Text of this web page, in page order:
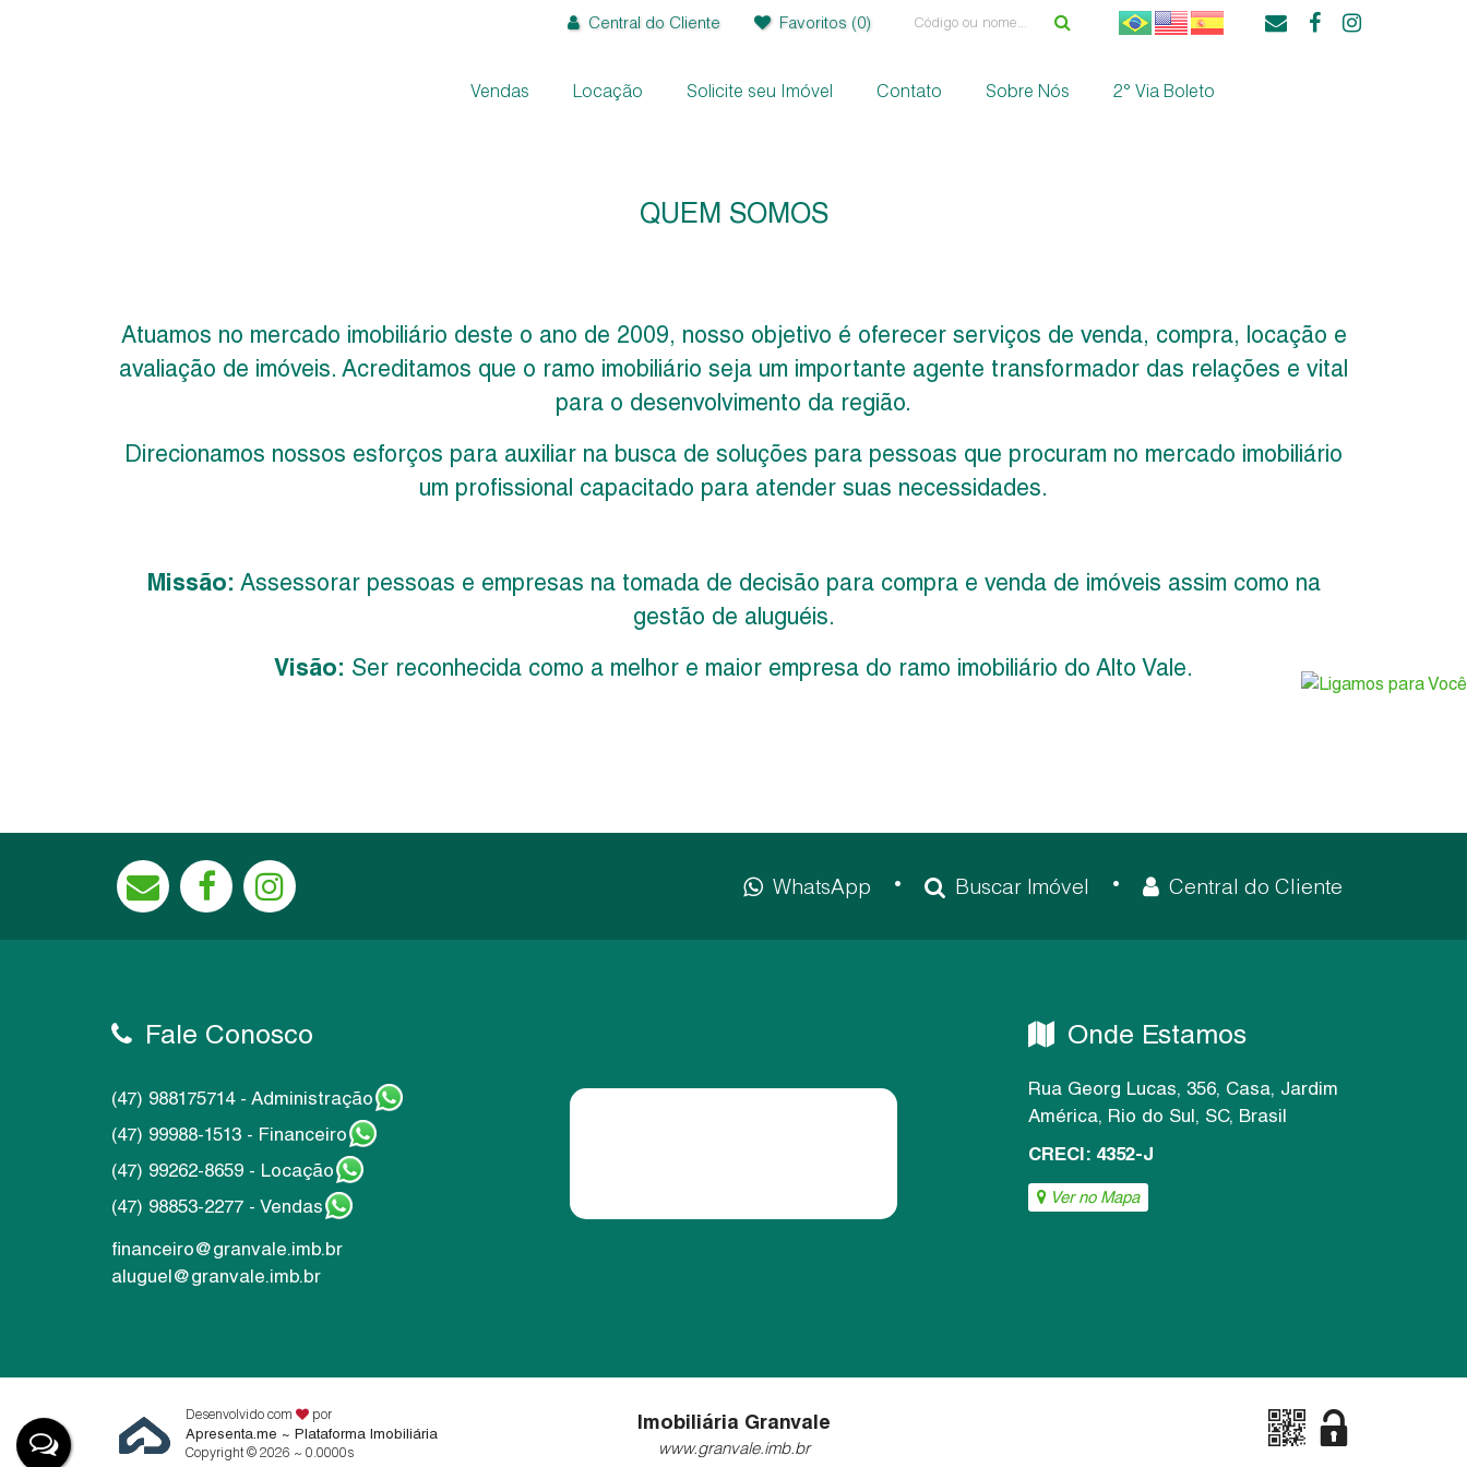
Central do Cliente Favoritos (0)
2° Via Boleto
Sobre Nós
Contato
Solicite seu Imóvel
Locação
Vendas
QUEM SOMOS
Atuamos no mercado imobiliário deste o ano de 2009, nosso objetivo é oferecer serviços de venda, compra, locação e
avaliação de imóveis. Acreditamos que o ramo imobiliário seja um importante agente transformador das relações e vital
para o desenvolvimento da região.
Direcionamos nossos esforços para auxiliar na busca de soluções para pessoas que procuram no mercado imobiliário
um profissional capacitado para atender suas necessidades.
Missão: Assessorar pessoas e empresas na tomada de decisão para compra e venda de imóveis assim como na
gestão de aluguéis.
Visão: Ser reconhecida como a melhor e maior empresa do ramo imobiliário do Alto Vale.
WhatsApp Buscar Imóvel Central do Cliente
Fale Conosco
(47) 988175714 - Administração
(47) 99988-1513 - Financeiro
(47) 99262-8659 - Locação
(47) 98853-2277 - Vendas
financeiro@granvale.imb.br
aluguel@granvale.imb.br
Onde Estamos
Rua Georg Lucas, 356, Casa, Jardim
América, Rio do Sul, SC, Brasil
CRECI: 4352-J
Ver no Mapa
Desenvolvido com
por
Apresenta.me ~ Plataforma Imobiliária
Copyright © 2026 ~ 0.0000s
Imobiliária Granvale
www.granvale.imb.br